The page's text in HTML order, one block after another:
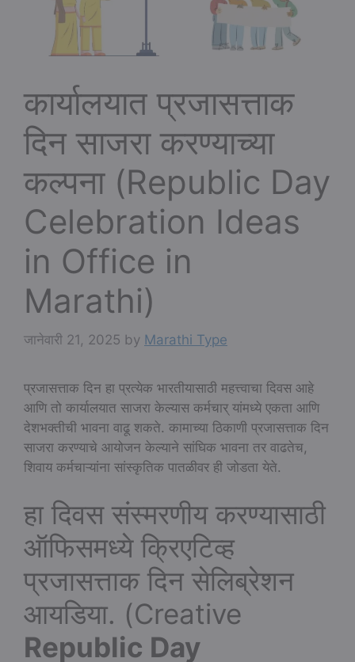
कार्यालयात प्रजासत्ताक
दिन साजरा करण्याच्या
कल्पना (Republic Day
Celebration Ideas
in Office in
Marathi)
जानेवारी 21, 2025 by Marathi Type
प्रजासत्ताक दिन हा प्रत्येक भारतीयासाठी महत्त्वाचा दिवस आहे
आणि तो कार्यालयात साजरा केल्यास कर्मचार् यांमध्ये एकता आणि
देशभक्तीची भावना वाढू शकते. कामाच्या ठिकाणी प्रजासत्ताक दिन
साजरा करण्याचे आयोजन केल्याने सांघिक भावना तर वाढतेच,
शिवाय कर्मचाऱ्यांना सांस्कृतिक पातळीवर ही जोडता येते.
हा दिवस संस्मरणीय करण्यासाठी
ऑफिसमध्ये क्रिएटिव्ह
प्रजासत्ताक दिन सेलिब्रेशन
आयडिया. (Creative
Republic Day